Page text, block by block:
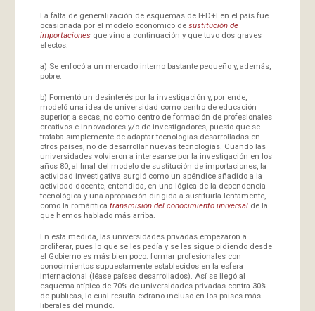
La falta de generalización de esquemas de I+D+I en el país fue
ocasionada por el modelo económico de sustitución de
importaciones que vino a continuación y que tuvo dos graves
efectos:
a) Se enfocó a un mercado interno bastante pequeño y, además,
pobre.
b) Fomentó un desinterés por la investigación y, por ende,
modeló una idea de universidad como centro de educación
superior, a secas, no como centro de formación de profesionales
creativos e innovadores y/o de investigadores, puesto que se
trataba simplemente de adaptar tecnologías desarrolladas en
otros países, no de desarrollar nuevas tecnologías. Cuando las
universidades volvieron a interesarse por la investigación en los
años 80, al final del modelo de sustitución de importaciones, la
actividad investigativa surgió como un apéndice añadido a la
actividad docente, entendida, en una lógica de la dependencia
tecnológica y una apropiación dirigida a sustituirla lentamente,
como la romántica transmisión del conocimiento universal de la
que hemos hablado más arriba.
En esta medida, las universidades privadas empezaron a
proliferar, pues lo que se les pedía y se les sigue pidiendo desde
el Gobierno es más bien poco: formar profesionales con
conocimientos supuestamente establecidos en la esfera
internacional (léase países desarrollados). Así se llegó al
esquema atípico de 70% de universidades privadas contra 30%
de públicas, lo cual resulta extraño incluso en los países más
liberales del mundo.